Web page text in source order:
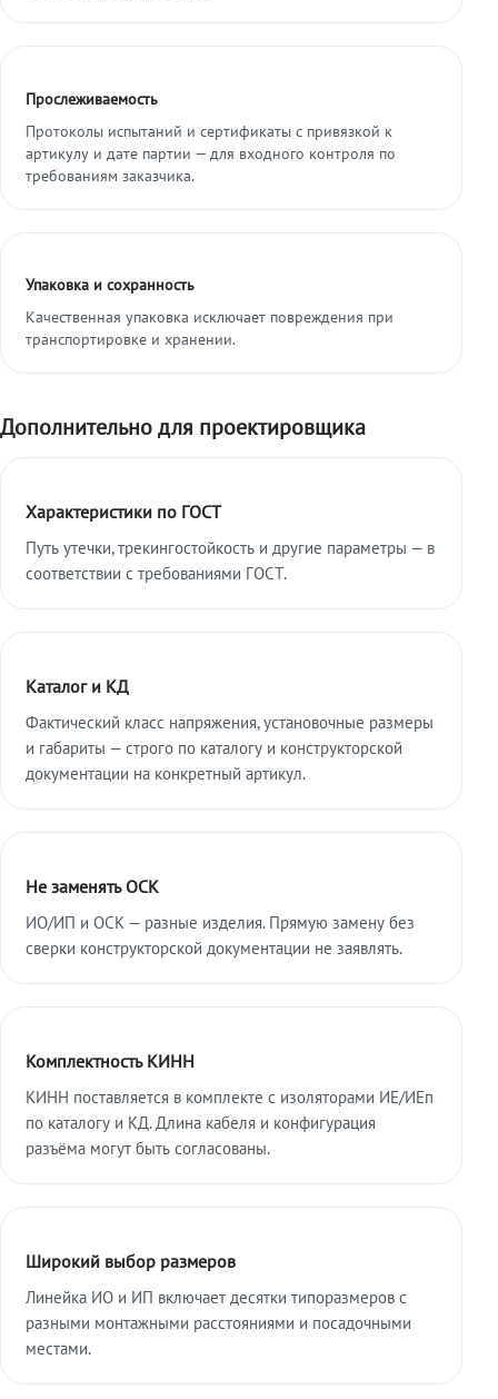
Прослеживаемость
Протоколы испытаний и сертификаты с привязкой к
артикулу и дате партии — для входного контроля по
требованиям заказчика.
Упаковка и сохранность
Качественная упаковка исключает повреждения при
транспортировке и хранении.
Дополнительно для проектировщика
Характеристики по ГОСТ
Путь утечки, трекингостойкость и другие параметры — в
соответствии с требованиями ГОСТ.
Каталог и КД
Фактический класс напряжения, установочные размеры
и габариты — строго по каталогу и конструкторской
документации на конкретный артикул.
Не заменять ОСК
ИО/ИП и ОСК — разные изделия. Прямую замену без
сверки конструкторской документации не заявлять.
Комплектность КИНН
КИНН поставляется в комплекте с изоляторами ИЕ/ИЕп
по каталогу и КД. Длина кабеля и конфигурация
разъёма могут быть согласованы.
Широкий выбор размеров
Линейка ИО и ИП включает десятки типоразмеров с
разными монтажными расстояниями и посадочными
местами.